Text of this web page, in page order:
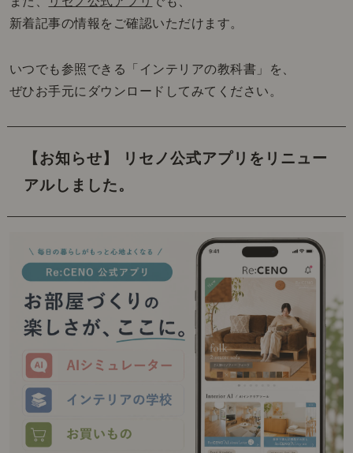
新着記事の情報をご確認いただけます。
いつでも参照できる「インテリアの教科書」を、
ぜひお手元にダウンロードしてみてください。
【お知らせ】 リセノ公式アプリをリニュー
アルしました。